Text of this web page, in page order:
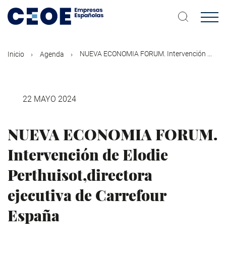
contenido
Inicio Agenda NUEVA ECONOMIA FORUM. Intervención ...
22 MAYO 2024
NUEVA ECONOMIA FORUM.
Intervención de Elodie
Perthuisot,directora
ejecutiva de Carrefour
España